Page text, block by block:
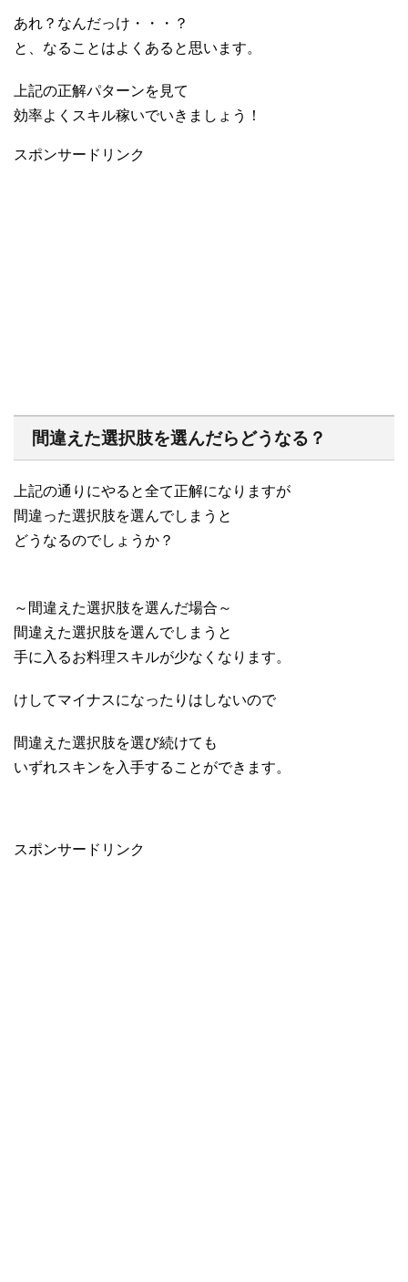
あれ？なんだっけ・・・？
と、なることはよくあると思います。
上記の正解パターンを見て
効率よくスキル稼いでいきましょう！
スポンサードリンク
間違えた選択肢を選んだらどうなる？
上記の通りにやると全て正解になりますが
間違った選択肢を選んでしまうと
どうなるのでしょうか？
～間違えた選択肢を選んだ場合～
間違えた選択肢を選んでしまうと
手に入るお料理スキルが少なくなります。
けしてマイナスになったりはしないので
間違えた選択肢を選び続けても
いずれスキンを入手することができます。
スポンサードリンク